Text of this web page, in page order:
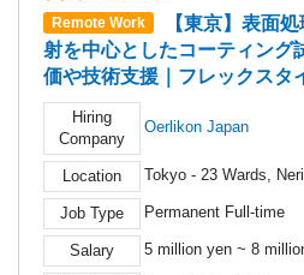
Remote Work
【東京】表面
射を中心としたコーティング
価や技術支援｜フレックスタ
Hiring
Company
Oerlikon Japan
Location Tokyo - 23 Wards,
Job Type Permanent Full-time
Salary 5 million yen ~ 8